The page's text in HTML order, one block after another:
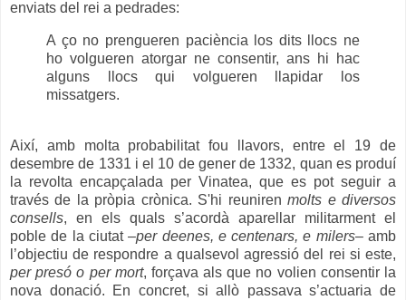
enviats del rei a pedrades:
A ço no prengueren paciència los dits llocs ne
ho volgueren atorgar ne consentir, ans hi hac
alguns llocs qui volgueren llapidar los
missatgers.
Així, amb molta probabilitat fou llavors, entre el 19 de
desembre de 1331 i el 10 de gener de 1332, quan es produí
la revolta encapçalada per Vinatea, que es pot seguir a
través de la pròpia crònica. S'hi reunirenmolts e diversos
consells, en els quals s’acordà aparellar militarment el
poble de la ciutat –per deenes, e centenars, e milers– amb
l’objectiu de respondre a qualsevol agressió del rei si este,
per presó o per mort, forçava als que no volien consentir la
nova donació. En concret, si allò passava s’actuaria de